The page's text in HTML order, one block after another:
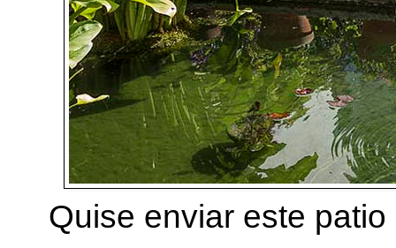
Quise enviar este